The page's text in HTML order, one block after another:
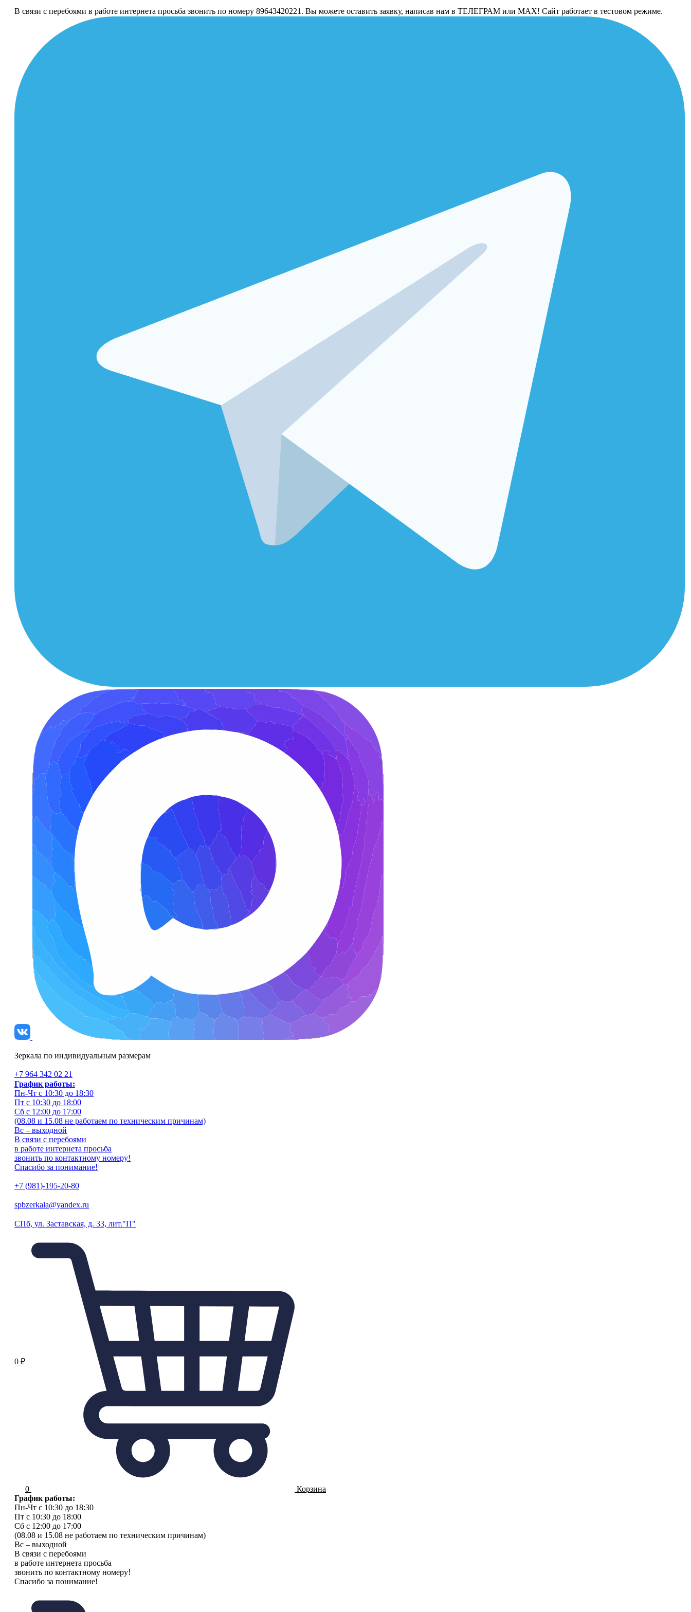
В связи с перебоями в работе интернета просьба звонить по номеру 89643420221. Вы можете оставить заявку, написав нам в ТЕЛЕГРАМ или МАХ! Сайт работает в тестовом режиме.
Зеркала по индивидуальным размерам
+7 964 342 02 21
График работы:
Пн-Чт с 10:30 до 18:30
Пт с 10:30 до 18:00
Сб с 12:00 до 17:00
(08.08 и 15.08 не работаем по техническим причинам)
Вс – выходной
В связи с перебоями
в работе интернета просьба
звонить по контактному номеру!
Спасибо за понимание!
+7 (981)-195-20-80
spbzerkala@yandex.ru
СПб, ул. Заставская, д. 33, лит."П"
0 ₽
0
Корзина
График работы:
Пн-Чт с 10:30 до 18:30
Пт с 10:30 до 18:00
Сб с 12:00 до 17:00
(08.08 и 15.08 не работаем по техническим причинам)
Вс – выходной
В связи с перебоями
в работе интернета просьба
звонить по контактному номеру!
Спасибо за понимание!